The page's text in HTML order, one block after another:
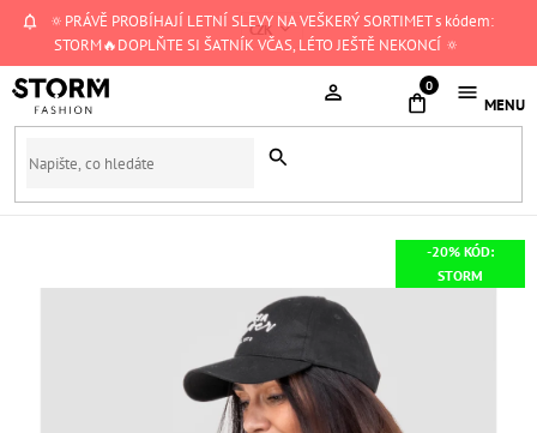
Přejít
🔅PRÁVĚ PROBÍHAJÍ LETNÍ SLEVY NA VEŠKERÝ SORTIMET s kódem:
STORM🔥DOPLŇTE SI ŠATNÍK VČAS, LÉTO JEŠTĚ NEKONCÍ 🔅
CZK
NÁKUPNÍ
-20% KÓD:
STORM